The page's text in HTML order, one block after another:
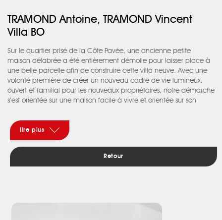
TRAMOND Antoine, TRAMOND Vincent
Villa BO
Sur le quartier prisé de la Côte Pavée, une ancienne petite
maison délabrée a été entièrement démolie pour laisser place à
une belle parcelle afin de construire cette villa neuve. Avec une
volonté première de créer un nouveau cadre de vie lumineux,
ouvert et familial pour les nouveaux propriétaires, notre démarche
s’est orientée sur une maison facile à vivre et orientée sur son
largement ouvertes sur les espaces extérieurs. Des jeux de
plafonds et corniches lumineuses ont permis de marquer les
différents espaces sans pour autant les cloisonner. La cuisine en
continuité du salon séparée par une verrière d’atelier, est ouverte
sur sa terrasse en bois côté jardin intime. A l’étage, les chambres
d’apporter lumière et protection visuelle des usagers. Le jardin
lire plus
Retour